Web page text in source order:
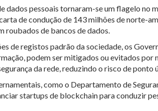
dados pessoais tornaram-se um flagelo no
de condução de 143 milhões de norte-
roubados de bancos de dados.
de registos padrão da sociedade, os
podem ser mitigados ou evitados
da rede, reduzindo o risco de
como o Departamento de
startups de blockchain para conduzir